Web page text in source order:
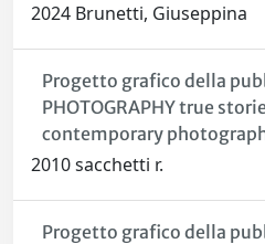
2024 Brunetti, Giuseppina
Progetto grafico della
PHOTOGRAPHY true
contemporary
2010 sacchetti r.
Progetto grafico della